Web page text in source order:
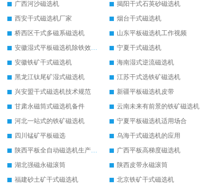
广西河沙磁选机
揭阳干式石英砂磁选机
西安干式磁选机厂家
烟台干式磁选机
桥西区干式多磁系磁选机
山东平板磁选机工作视频
安徽湿式平板磁选机除铁效果怎么样
宁夏干式磁选机
安徽铁矿干式磁选机
海南湿式逆流磁选机
黑龙江钛尾矿湿式磁选机
江苏干式选铁矿磁选机
兴安盟干式磁选机技术规范
新疆平板磁选机皮带
甘肃永磁筒式磁选机备件
云南未来有前景的铁矿磁选机
河北一站式的铁矿磁选机
宁夏平板磁选机适用场合
四川锰矿平板磁选
乌海干式磁选机的应用
陕西平板全自动磁选机生产厂家
广西平板高梯度磁选机
湖北强磁永磁滚筒
陕西皮带永磁滚筒
福建砂土矿干式磁选机
北京铁矿干式磁选机